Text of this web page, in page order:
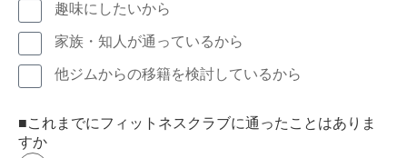
趣味にしたいから
家族・知人が通っているから
他ジムからの移籍を検討しているから
■これまでにフィットネスクラブに通ったことはありま
すか